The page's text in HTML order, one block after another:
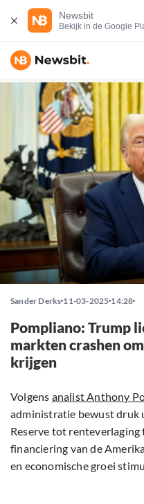
Newsbit
Bekijk in de Google
Sander Derks 11-03-2025 14:28
Pompliano: Trump
markten crashen
krijgen
Volgens analist Anthony
administratie bewust druk
Reserve tot renteverlaging
financiering van de
en economische groei